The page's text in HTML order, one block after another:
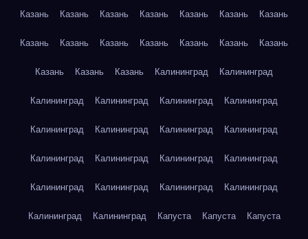
Казань Казань Казань Казань Казань Казань Казань
Казань Казань Казань Казань Казань Казань Казань
Казань Казань Казань Калининград Калининград
Калининград Калининград Калининград Калининград
Калининград Калининград Калининград Калининград
Калининград Калининград Калининград Калининград
Калининград Калининград Калининград Калининград
Калининград Калининград Капуста Капуста Капуста